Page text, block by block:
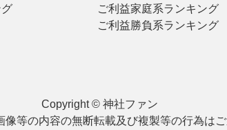
ご利益家庭系ランキング
ご利益勝負系ランキング
Copyright © 神社ファン
像等の内容の無断転載及び複製等の行為はご